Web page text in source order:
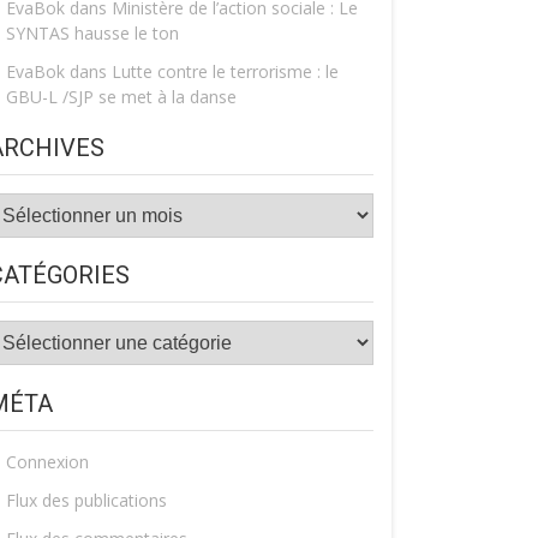
EvaBok dans Ministère de l’action sociale : Le
SYNTAS hausse le ton
EvaBok dans Lutte contre le terrorisme : le
GBU-L /SJP se met à la danse
Connexion
Flux des publications